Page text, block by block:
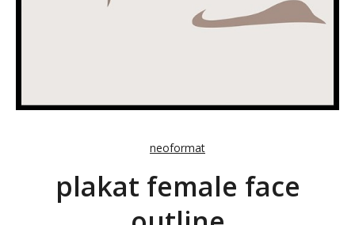
neoformat
plakat female face